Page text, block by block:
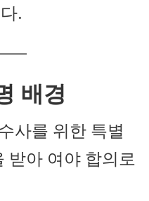
.
배경
사를 위한 특별
받아 여야 합의로